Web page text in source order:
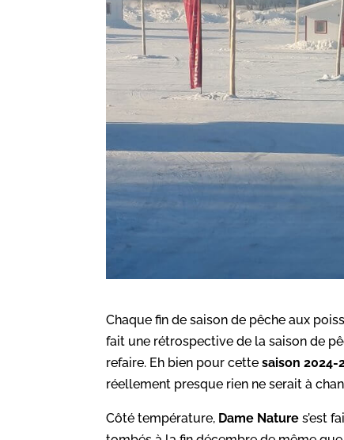
Chaque fin de saison de pêche aux
fait une rétrospective de la saison de
refaire. Eh bien pour cettesaison 2024-
réellement presque rien ne serait à
Côté température, Dame Nature s’est